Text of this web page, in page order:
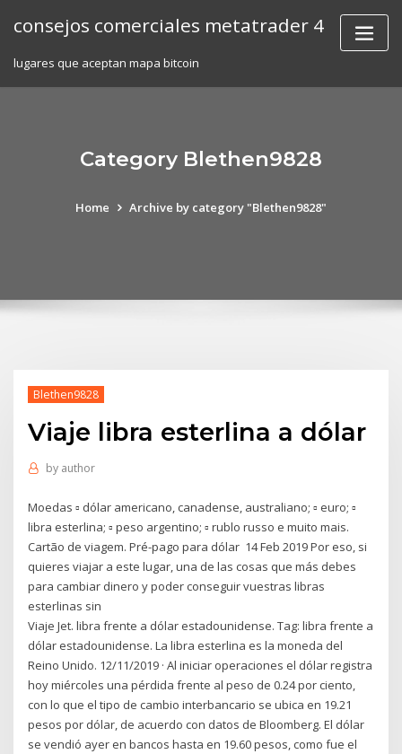
consejos comerciales metatrader 4
lugares que aceptan mapa bitcoin
Category Blethen9828
Home Archive by category "Blethen9828"
Blethen9828
Viaje libra esterlina a dólar
by author
Moedas ▫ dólar americano, canadense, australiano; ▫ euro; ▫
libra esterlina; ▫ peso argentino; ▫ rublo russo e muito mais.
Cartão de viagem. Pré-pago para dólar 14 Feb 2019 Por eso, si
quieres viajar a este lugar, una de las cosas que más debes
para cambiar dinero y poder conseguir vuestras libras
esterlinas sin
Viaje Jet. libra frente a dólar estadounidense. Tag: libra frente a
dólar estadounidense. La libra esterlina es la moneda del
Reino Unido. 12/11/2019 · Al iniciar operaciones el dólar registra
hoy miércoles una pérdida frente al peso de 0.24 por ciento,
con lo que el tipo de cambio interbancario se ubica en 19.21
pesos por dólar, de acuerdo con datos de Bloomberg. El dólar
se vendió ayer en bancos hasta en 19.60 pesos, como fue el